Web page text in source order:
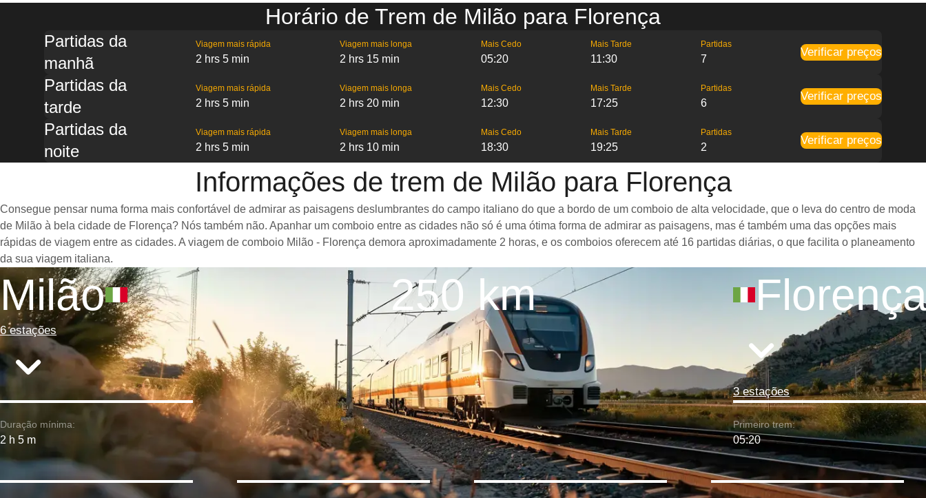
Horário de Trem de Milão para Florença
Partidas da
manhã
Viagem mais rápida
2 hrs 5 min
Viagem mais longa
2 hrs 15 min
Mais Cedo
05:20
Mais Tarde
11:30
Partidas
7
Verificar preços
Partidas da
tarde
Viagem mais rápida
2 hrs 5 min
Viagem mais longa
2 hrs 20 min
Mais Cedo
12:30
Mais Tarde
17:25
Partidas
6
Verificar preços
Partidas da
noite
Viagem mais rápida
2 hrs 5 min
Viagem mais longa
2 hrs 10 min
Mais Cedo
18:30
Mais Tarde
19:25
Partidas
2
Verificar preços
Informações de trem de Milão para Florença
Consegue pensar numa forma mais confortável de admirar as paisagens deslumbrantes do campo italiano do que a bordo de um comboio de alta velocidade, que o leva do centro de moda
de Milão à bela cidade de Florença? Nós também não. Apanhar um comboio entre as cidades não só é uma ótima forma de admirar as paisagens, mas é também uma das opções mais
rápidas de viagem entre as cidades. A viagem de comboio Milão - Florença demora aproximadamente 2 horas, e os comboios oferecem até 16 partidas diárias, o que facilita o planeamento
da sua viagem italiana.
Milão
6 estações
250 km
3 estações
Duração mínima:
2 h 5 m
Primeiro trem:
05:20